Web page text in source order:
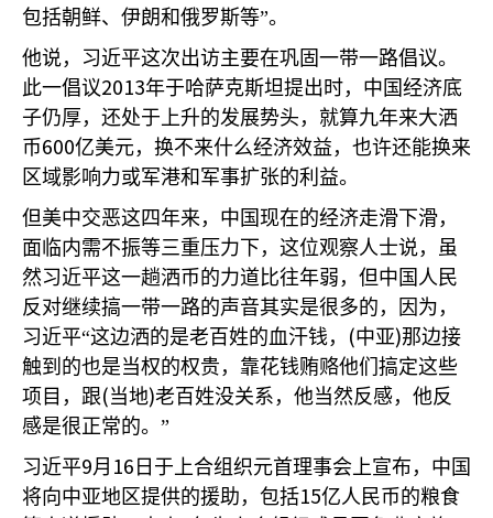
包括朝鲜、伊朗和俄罗斯等”。
他说，习近平这次出访主要在巩固一带一路倡议。
此一倡议2013年于哈萨克斯坦提出时，中国经济底
子仍厚，还处于上升的发展势头，就算九年来大洒
币600亿美元，换不来什么经济效益，也许还能换来
区域影响力或军港和军事扩张的利益。
但美中交恶这四年来，中国现在的经济走滑下滑，
面临内需不振等三重压力下，这位观察人士说，虽
然习近平这一趟洒币的力道比往年弱，但中国人民
反对继续搞一带一路的声音其实是很多的，因为，
习近平“这边洒的是老百姓的血汗钱， (中亚)那边接
触到的也是当权的权贵，靠花钱贿赂他们搞定这些
项目，跟(当地)老百姓没关系，他当然反感，他反
感是很正常的。”
习近平9月 16 日于上合组织元首理事会上宣布，中国
将向中亚地区提供的援助，包括15亿人民币的粮食